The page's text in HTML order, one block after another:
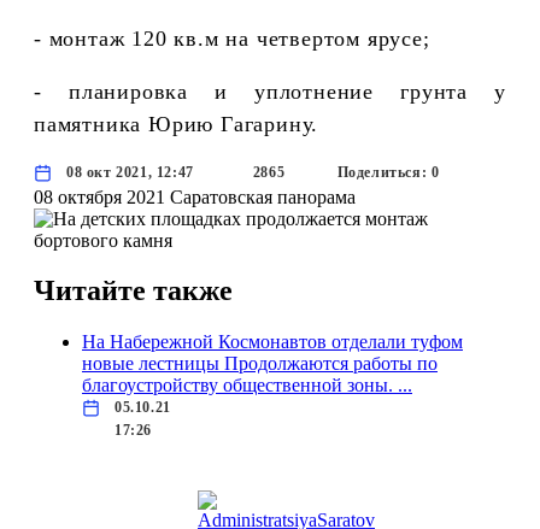
- монтаж 120 кв.м на четвертом ярусе;
- планировка и уплотнение грунта у
памятника Юрию Гагарину.
08 окт 2021, 12:47 2865 Поделиться: 0
08 октября 2021 Саратовская панорама
Читайте также
На Набережной Космонавтов отделали туфом
новые лестницы Продолжаются работы по
благоустройству общественной зоны. ...
05.10.21
17:26